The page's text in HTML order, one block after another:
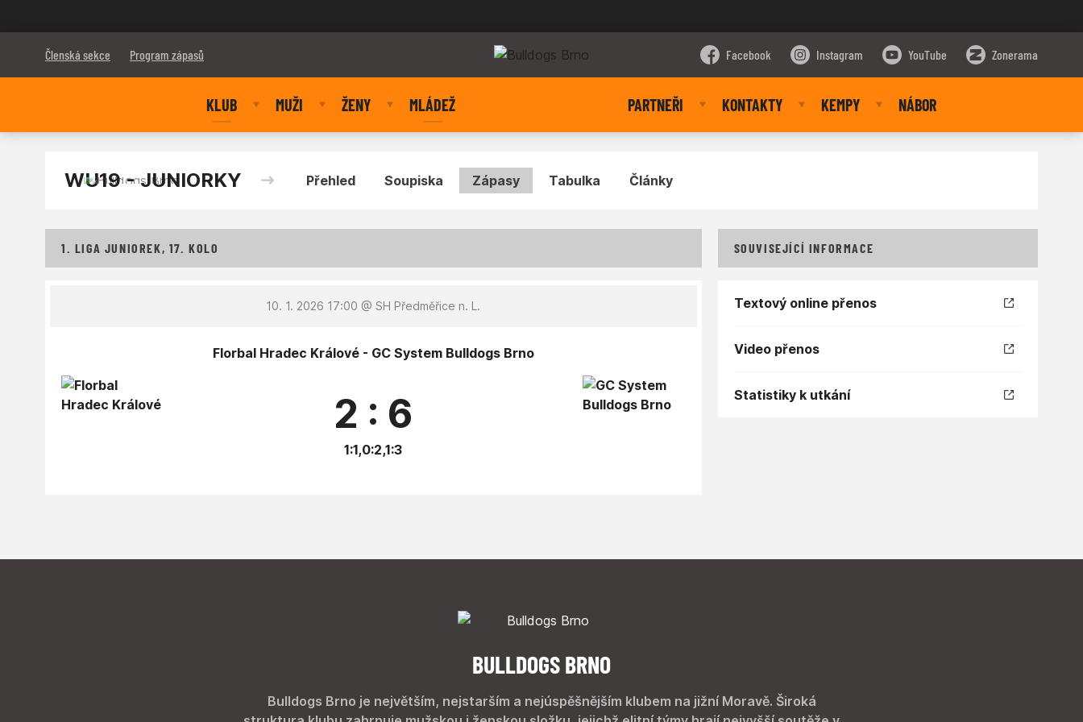
Členská sekce Program zápasů Facebook Instagram YouTube Zonerama
KLUB MUŽI ŽENY MLÁDEŽ PARTNEŘI KONTAKTY KEMPY NÁBOR
WU19 - JUNIORKY Přehled Soupiska Zápasy Tabulka Články
1. LIGA JUNIOREK, 17. KOLO
10. 1. 2026 17:00 @ SH Předměřice n. L.
Florbal Hradec Králové - GC System Bulldogs Brno
2 : 6
1:1,0:2,1:3
SOUVISEJÍCÍ INFORMACE
Textový online přenos
Video přenos
Statistiky k utkání
BULLDOGS BRNO
Bulldogs Brno je největším, nejstarším a nejúspěšnějším klubem na jižní Moravě. Široká